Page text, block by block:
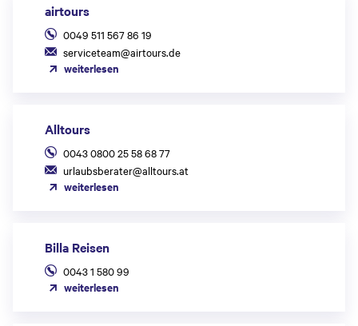
airtours
0049 511 567 86 19
serviceteam@airtours.de
weiterlesen
Alltours
0043 0800 25 58 68 77
urlaubsberater@alltours.at
weiterlesen
Billa Reisen
0043 1 580 99
weiterlesen